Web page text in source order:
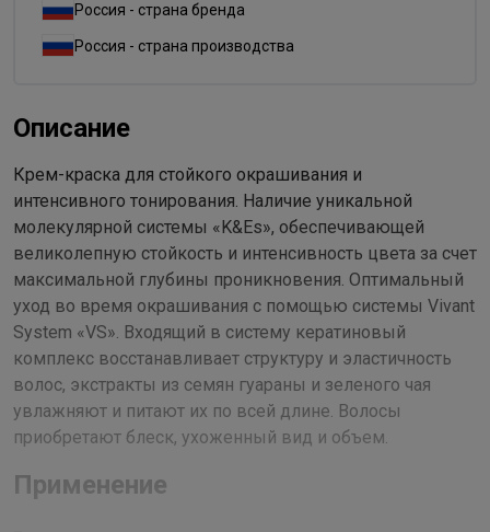
Россия - страна бренда
Россия - страна производства
Описание
Крем-краска для стойкого окрашивания и
интенсивного тонирования. Наличие уникальной
молекулярной системы «K&Es», обеспечивающей
великолепную стойкость и интенсивность цвета за счет
максимальной глубины проникновения. Оптимальный
уход во время окрашивания с помощью системы Vivant
System «VS». Входящий в систему кератиновый
комплекс восстанавливает структуру и эластичность
волос, экстракты из семян гуараны и зеленого чая
увлажняют и питают их по всей длине. Волосы
приобретают блеск, ухоженный вид и объем.
Применение